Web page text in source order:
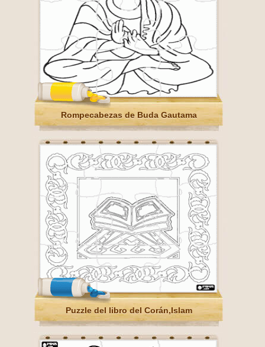
Rompecabezas de Buda Gautama
Puzzle del libro del Corán,Islam